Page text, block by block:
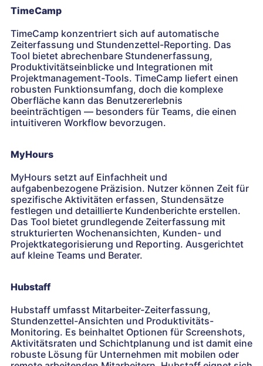
TimeCamp
TimeCamp konzentriert sich auf automatische
Zeiterfassung und Stundenzettel-Reporting. Das
Tool bietet abrechenbare Stundenerfassung,
Produktivitätseinblicke und Integrationen mit
Projektmanagement-Tools. TimeCamp liefert einen
robusten Funktionsumfang, doch die komplexe
Oberfläche kann das Benutzererlebnis
beeinträchtigen — besonders für Teams, die einen
intuitiveren Workflow bevorzugen.
MyHours
MyHours setzt auf Einfachheit und
aufgabenbezogene Präzision. Nutzer können Zeit für
spezifische Aktivitäten erfassen, Stundensätze
festlegen und detaillierte Kundenberichte erstellen.
Das Tool bietet grundlegende Zeiterfassung mit
strukturierten Wochenansichten, Kunden- und
Projektkategorisierung und Reporting. Ausgerichtet
auf kleine Teams und Berater.
Hubstaff
Hubstaff umfasst Mitarbeiter-Zeiterfassung,
Stundenzettel-Ansichten und Produktivitäts-
Monitoring. Es beinhaltet Optionen für Screenshots,
Aktivitätsraten und Schichtplanung und ist damit eine
robuste Lösung für Unternehmen mit mobilen oder